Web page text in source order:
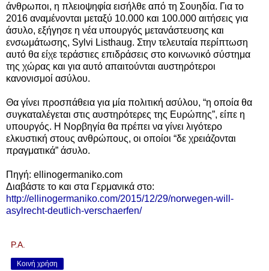
άνθρωποι, η πλειοψηφία εισήλθε από τη Σουηδία. Για το
2016 αναμένονται μεταξύ 10.000 και 100.000 αιτήσεις για
άσυλο, εξήγησε η νέα υπουργός μετανάστευσης και
ενσωμάτωσης, Sylvi Listhaug. Στην τελευταία περίπτωση
αυτό θα είχε τεράστιες επιδράσεις στο κοινωνικό σύστημα
της χώρας και για αυτό απαιτούνται αυστηρότεροι
κανονισμοί ασύλου.
Θα γίνει προσπάθεια για μία πολιτική ασύλου, “η οποία θα
συγκαταλέγεται στις αυστηρότερες της Ευρώπης”, είπε η
υπουργός. Η Νορβηγία θα πρέπει να γίνει λιγότερο
ελκυστική στους ανθρώπους, οι οποίοι “δε χρειάζονται
πραγματικά” άσυλο.
Πηγή: ellinogermaniko.com
Διαβάστε το και στα Γερμανικά στο:
http://ellinogermaniko.com/2015/12/29/norwegen-will-
asylrecht-deutlich-verschaerfen/
P.A.
Κοινή χρήση